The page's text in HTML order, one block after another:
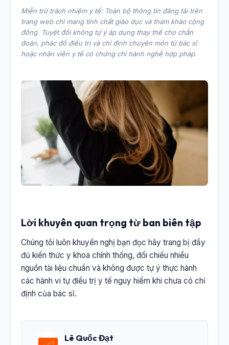
Miễn trừ trách nhiệm y tế: Toàn bộ thông tin đăng tải trên
trang web chỉ mang tính chất giáo dục và tham khảo cộng
đồng. Tuyệt đối không tự ý áp dụng thay thế cho chẩn
đoán, phác đồ điều trị và chỉ định chuyên môn từ bác sĩ
hoặc nhân viên y tế có chứng chỉ hành nghề hợp pháp.
Lời khuyên quan trọng từ ban biên tập
Chúng tôi luôn khuyến nghị bạn đọc hãy trang bị đầy
đủ kiến thức y khoa chính thống, đối chiếu nhiều
nguồn tài liệu chuẩn và không được tự ý thực hành
các hành vi tự điều trị y tế nguy hiểm khi chưa có chỉ
định của bác sĩ.
Lê Quốc Đạt